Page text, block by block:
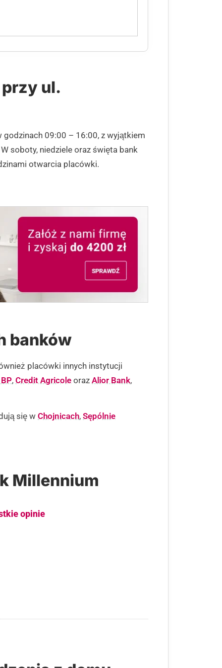
ul.
godzinach 09:00 – 16:00, z wyjątkiem
soboty, niedziele oraz święta bank
otwarcia placówki.
banków
placówki innych instytucji
, Credit Agricole oraz Alior Bank,
się w Chojnicach, Sępólnie
Millennium
opinie